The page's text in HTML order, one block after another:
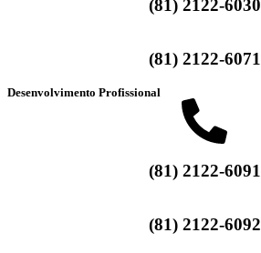
(81) 2122-6030
(81) 2122-6071
Desenvolvimento Profissional
(81) 2122-6091
(81) 2122-6092